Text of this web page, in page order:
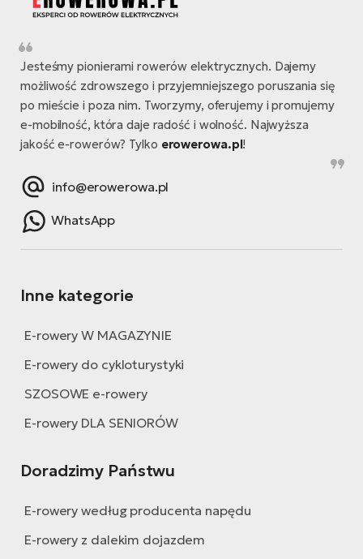
Jesteśmy pionierami rowerów elektrycznych. Dajemy
możliwość zdrowszego i przyjemniejszego poruszania się
po mieście i poza nim. Tworzymy, oferujemy i promujemy
e-mobilność, która daje radość i wolność. Najwyższa
jakość e-rowerów? Tylko erowerowa.pl!
info@erowerowa.pl
WhatsApp
Inne kategorie
E-rowery W MAGAZYNIE
E-rowery do cykloturystyki
SZOSOWE e-rowery
E-rowery DLA SENIORÓW
Doradzimy Państwu
E-rowery według producenta napędu
E-rowery z dalekim dojazdem